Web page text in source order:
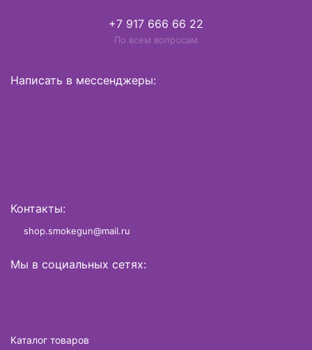
+7 917 666 66 22
По всем вопросам
Написать в мессенджеры:
Контакты:
shop.smokegun@mail.ru
Мы в социальных сетях:
Каталог товаров